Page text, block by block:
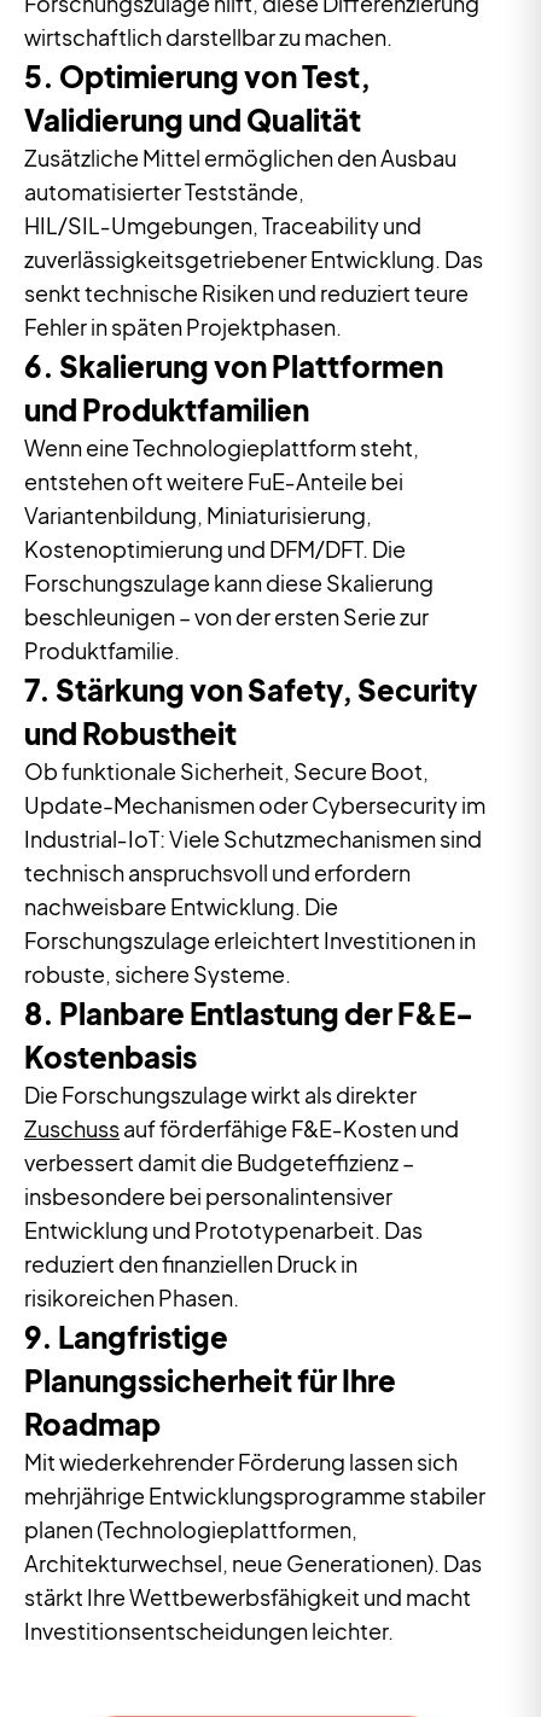
wirtschaftlich darstellbar zu machen.
5. Optimierung von Test,
Validierung und Qualität
Zusätzliche Mittel ermöglichen den Ausbau
automatisierter Teststände,
HIL/SIL‑Umgebungen, Traceability und
zuverlässigkeitsgetriebener Entwicklung. Das
senkt technische Risiken und reduziert teure
Fehler in späten Projektphasen.
6. Skalierung von Plattformen
und Produktfamilien
Wenn eine Technologieplattform steht,
entstehen oft weitere FuE‑Anteile bei
Variantenbildung, Miniaturisierung,
Kostenoptimierung und DFM/DFT. Die
Forschungszulage kann diese Skalierung
beschleunigen – von der ersten Serie zur
Produktfamilie.
7. Stärkung von Safety, Security
und Robustheit
Ob funktionale Sicherheit, Secure Boot,
Update-Mechanismen oder Cybersecurity im
Industrial‑IoT: Viele Schutzmechanismen sind
technisch anspruchsvoll und erfordern
nachweisbare Entwicklung. Die
Forschungszulage erleichtert Investitionen in
robuste, sichere Systeme.
8. Planbare Entlastung der F&E-
Kostenbasis
Die Forschungszulage wirkt als direkter
Zuschussauf förderfähige F&E‑Kosten und
verbessert damit die Budgeteffizienz –
insbesondere bei personalintensiver
Entwicklung und Prototypenarbeit. Das
reduziert den finanziellen Druck in
risikoreichen Phasen.
9. Langfristige
Planungssicherheit für Ihre
Roadmap
Mit wiederkehrender Förderung lassen sich
mehrjährige Entwicklungsprogramme stabiler
planen (Technologieplattformen,
Architekturwechsel, neue Generationen). Das
stärkt Ihre Wettbewerbsfähigkeit und macht
Investitionsentscheidungen leichter.